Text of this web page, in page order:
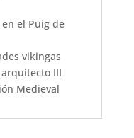
el Puig de
vikingas
III
Medieval